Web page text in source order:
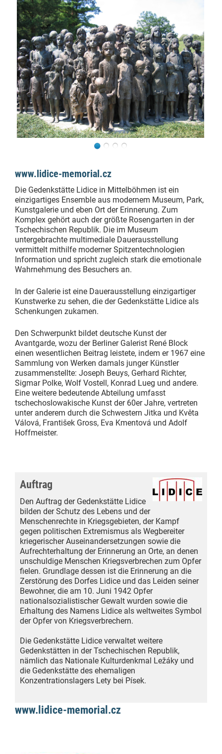
www.lidice-memorial.cz
Die Gedenkstätte Lidice in Mittelböhmen ist ein
einzigartiges Ensemble aus modernem Museum, Park,
Kunstgalerie und eben Ort der Erinnerung. Zum
Komplex gehört auch der größte Rosengarten in der
Tschechischen Republik. Die im Museum
untergebrachte multimediale Dauerausstellung
vermittelt mithilfe moderner Spitzentechnologien
Information und spricht zugleich stark die emotionale
Wahrnehmung des Besuchers an.
In der Galerie ist eine Dauerausstellung einzigartiger
Kunstwerke zu sehen, die der Gedenkstätte Lidice als
Schenkungen zukamen.
Den Schwerpunkt bildet deutsche Kunst der
Avantgarde, wozu der Berliner Galerist René Block
einen wesentlichen Beitrag leistete, indem er 1967 eine
Sammlung von Werken damals junger Künstler
zusammenstellte: Joseph Beuys, Gerhard Richter,
Sigmar Polke, Wolf Vostell, Konrad Lueg und andere.
Eine weitere bedeutende Abteilung umfasst
tschechoslowakische Kunst der 60er Jahre, vertreten
unter anderem durch die Schwestern Jitka und Květa
Válová, František Gross, Eva Kmentová und Adolf
Hoffmeister.
Auftrag
Den Auftrag der Gedenkstätte Lidice
bilden der Schutz des Lebens und der
Menschenrechte in Kriegsgebieten, der Kampf
gegen politischen Extremismus als Wegbereiter
kriegerischer Auseinandersetzungen sowie die
Aufrechterhaltung der Erinnerung an Orte, an denen
unschuldige Menschen Kriegsverbrechen zum Opfer
fielen. Grundlage dessen ist die Erinnerung an die
Zerstörung des Dorfes Lidice und das Leiden seiner
Bewohner, die am 10. Juni 1942 Opfer
nationalsozialistischer Gewalt wurden sowie die
Erhaltung des Namens Lidice als weltweites Symbol
der Opfer von Kriegsverbrechern.
Die Gedenkstätte Lidice verwaltet weitere
Gedenkstätten in der Tschechischen Republik,
nämlich das Nationale Kulturdenkmal Ležáky und
die Gedenkstätte des ehemaligen
Konzentrationslagers Lety bei Písek.
www.lidice-memorial.cz